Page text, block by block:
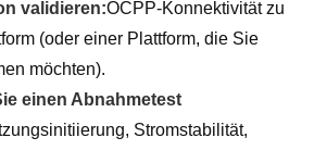
validieren:OCPP-Konnektivität zu
(oder einer Plattform, die Sie
möchten).
einen Abnahmetest
Stromstabilität,